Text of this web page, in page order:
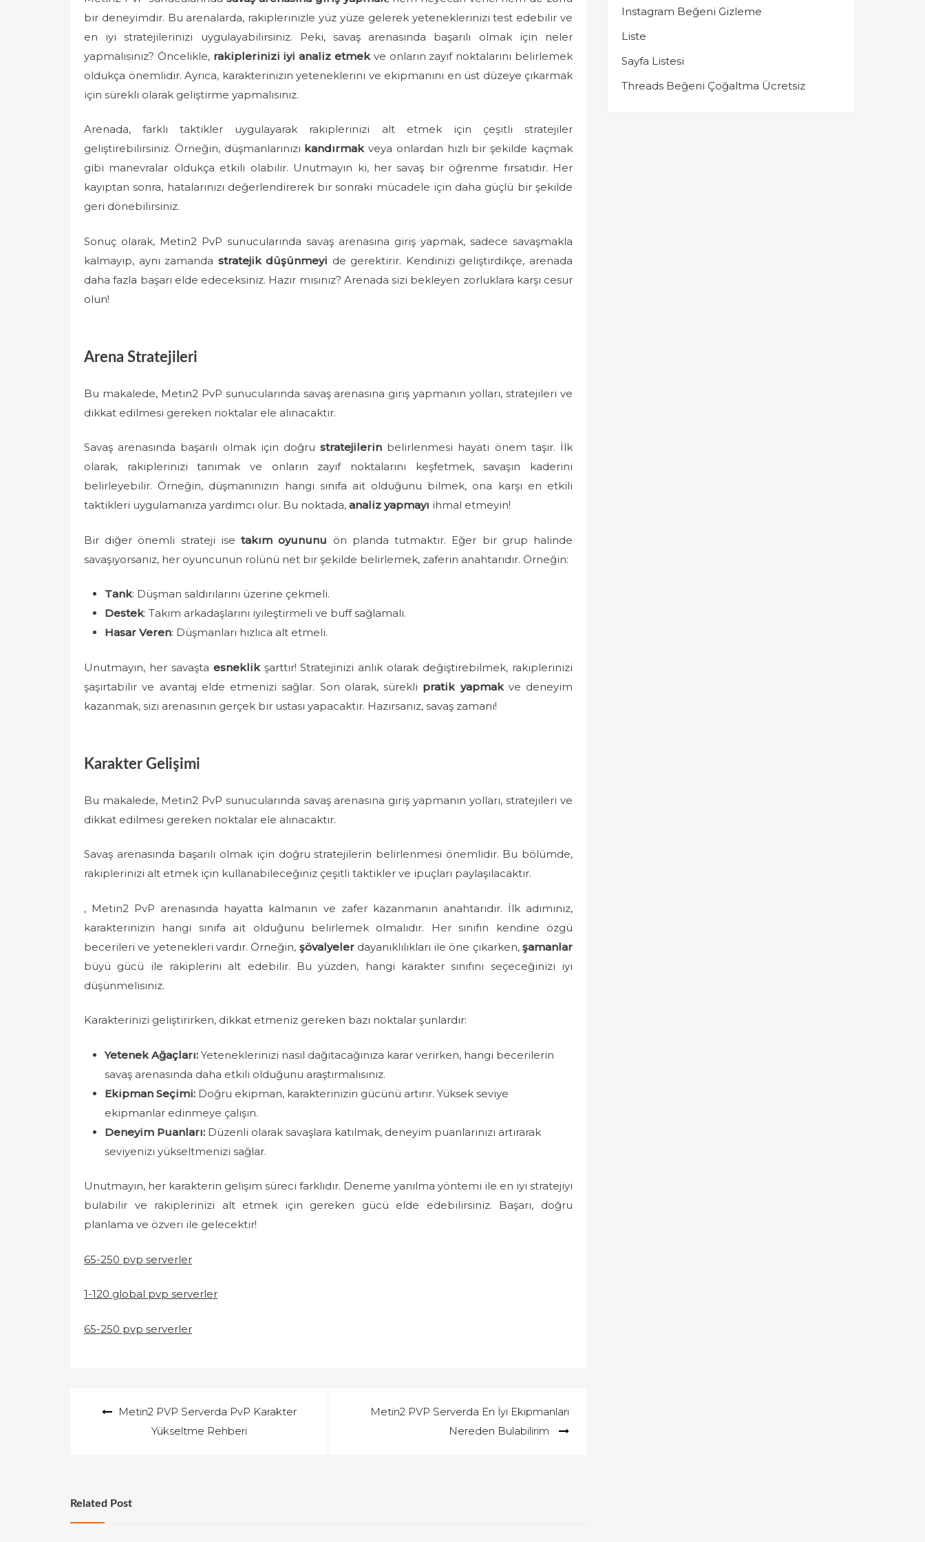
e
n
bir deneyimdir. Bu arenalarda, rakiplerinizle yüz yüze gelerek yeteneklerinizi test edebilir ve
en iyi stratejilerinizi uygulayabilirsiniz. Peki, savaş arenasında başarılı olmak için neler
yapmalısınız? Öncelikle, rakiplerinizi iyi analiz etmek ve onların zayıf noktalarını belirlemek
oldukça önemlidir. Ayrıca, karakterinizin yeteneklerini ve ekipmanını en üst düzeye çıkarmak
için sürekli olarak geliştirme yapmalısınız.
Arenada, farklı taktikler uygulayarak rakiplerinizi alt etmek için çeşitli stratejiler
geliştirebilirsiniz. Örneğin, düşmanlarınızı kandırmakveya onlardan hızlı bir şekilde kaçmak
gibi manevralar oldukça etkili olabilir. Unutmayın ki, her savaş bir öğrenme fırsatıdır. Her
kayıptan sonra, hatalarınızı değerlendirerek bir sonraki mücadele için daha güçlü bir şekilde
geri dönebilirsiniz.
Sonuç olarak, Metin2 PvP sunucularında savaş arenasına giriş yapmak, sadece savaşmakla
kalmayıp, aynı zamanda stratejik düşünmeyi de gerektirir. Kendinizi geliştirdikçe, arenada
daha fazla başarı elde edeceksiniz. Hazır mısınız? Arenada sizi bekleyen zorluklara karşı cesur
olun!
Arena Stratejileri
Bu makalede, Metin2 PvP sunucularında savaş arenasına giriş yapmanın yolları, stratejileri ve
dikkat edilmesi gereken noktalar ele alınacaktır.
Savaş arenasında başarılı olmak için doğrustratejilerin belirlenmesi hayati önem taşır. İlk
olarak, rakiplerinizi tanımak ve onların zayıf noktalarını keşfetmek, savaşın kaderini
belirleyebilir. Örneğin, düşmanınızın hangi sınıfa ait olduğunu bilmek, ona karşı en etkili
taktikleri uygulamanıza yardımcı olur. Bu noktada, analiz yapmayı ihmal etmeyin!
Bir diğer önemli strateji isetakım oyununu ön planda tutmaktır. Eğer bir grup halinde
savaşıyorsanız, her oyuncunun rolünü net bir şekilde belirlemek, zaferin anahtarıdır. Örneğin:
Tank: Düşman saldırılarını üzerine çekmeli.
Destek: Takım arkadaşlarını iyileştirmeli ve buff sağlamalı.
Hasar Veren: Düşmanları hızlıca alt etmeli.
Unutmayın, her savaşta esneklikşarttır! Stratejinizi anlık olarak değiştirebilmek, rakiplerinizi
şaşırtabilir ve avantaj elde etmenizi sağlar. Son olarak, sürekli pratik yapmakve deneyim
kazanmak, sizi arenasının gerçek bir ustası yapacaktır. Hazırsanız, savaş zamanı!
Karakter Gelişimi
Bu makalede, Metin2 PvP sunucularında savaş arenasına giriş yapmanın yolları, stratejileri ve
dikkat edilmesi gereken noktalar ele alınacaktır.
Savaş arenasında başarılı olmak için doğru stratejilerin belirlenmesi önemlidir. Bu bölümde,
rakiplerinizi alt etmek için kullanabileceğiniz çeşitli taktikler ve ipuçları paylaşılacaktır.
, Metin2 PvP arenasında hayatta kalmanın ve zafer kazanmanın anahtarıdır. İlk adımınız,
karakterinizin hangi sınıfa ait olduğunu belirlemek olmalıdır. Her sınıfın kendine özgü
becerileri ve yetenekleri vardır. Örneğin, şövalyelerdayanıklılıkları ile öne çıkarken, şamanlar
büyü gücü ile rakiplerini alt edebilir. Bu yüzden, hangi karakter sınıfını seçeceğinizi iyi
düşünmelisiniz.
Karakterinizi geliştirirken, dikkat etmeniz gereken bazı noktalar şunlardır:
Yetenek Ağaçları: Yeteneklerinizi nasıl dağıtacağınıza karar verirken, hangi becerilerin
savaş arenasında daha etkili olduğunu araştırmalısınız.
Ekipman Seçimi: Doğru ekipman, karakterinizin gücünü artırır. Yüksek seviye
ekipmanlar edinmeye çalışın.
Deneyim Puanları: Düzenli olarak savaşlara katılmak, deneyim puanlarınızı artırarak
seviyenizi yükseltmenizi sağlar.
Unutmayın, her karakterin gelişim süreci farklıdır. Deneme yanılma yöntemi ile en iyi stratejiyi
bulabilir ve rakiplerinizi alt etmek için gereken gücü elde edebilirsiniz. Başarı, doğru
planlama ve özveri ile gelecektir!
65-250 pvp serverler
1-120 global pvp serverler
65-250 pvp serverler
gezinmesi
Metin2 PVP Serverda PvP Karakter
Yükseltme Rehberi
Metin2 PVP Serverda En İyi Ekipmanları
Nereden Bulabilirim
Related Post
Instagram Beğeni Gizleme
Liste
Sayfa Listesi
Threads Beğeni Çoğaltma Ücretsiz